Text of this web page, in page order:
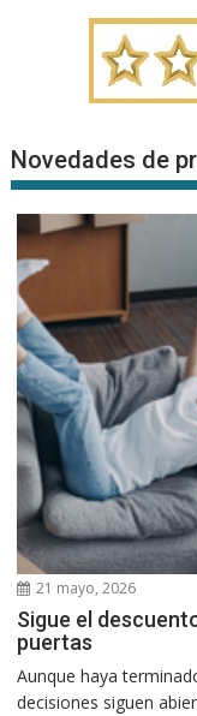
Novedades de
21 mayo, 2026
Sigue el
puertas
Aunque haya
decisiones siguen